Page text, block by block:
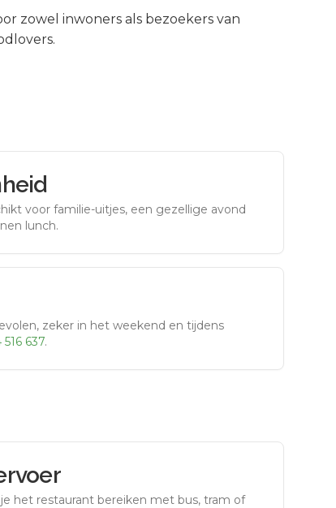
zowel inwoners als bezoekers van
voor familie-uitjes, een gezellige avond
lunch.
zeker in het weekend en tijdens
516 637.
het restaurant bereiken met bus, tram of